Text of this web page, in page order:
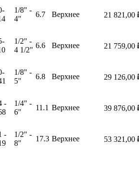
1/8" -
4"
6.7 Верхнее 21 821,00
1/2" -
4 1/2"
6.6 Верхнее 21 759,00
1/8" -
5"
6.8 Верхнее 29 126,00
-
1/4" -
6"
11.1 Верхнее 39 876,00
-
1/2" -
8"
17.3 Верхнее 53 321,00